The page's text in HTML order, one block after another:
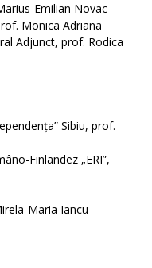
Emilian Novac
Monica Adriana
Adjunct, prof. Rodica
Sibiu, prof.
Finlandez „ERI”,
Maria Iancu